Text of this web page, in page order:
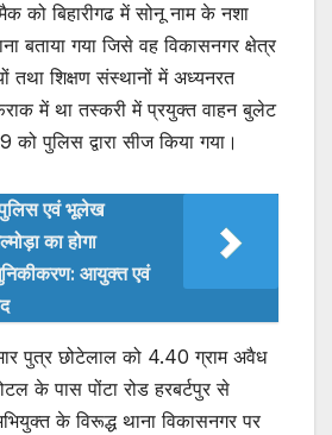
को बिहारीगढ में सोनू नाम के नशा
बताया गया जिसे वह विकासनगर क्षेत्र
तथा शिक्षण संस्थानों में अध्यनरत
में था तस्करी में प्रयुक्त वाहन बुलेट
पुलिस द्वारा सीज किया गया।
एवं भूलेख
का होगा
आयुक्त एवं
पुत्र छोटेलाल को 4.40 ग्राम अवैध
के पास पोंटा रोड हरबर्टपुर से
के विरूद्ध थाना विकासनगर पर